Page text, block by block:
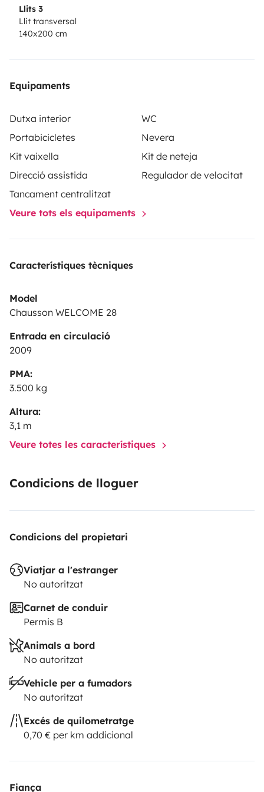
Llits 3
Llit transversal
140x200 cm
Equipaments
Dutxa interior
WC
Portabicicletes
Nevera
Kit vaixella
Kit de neteja
Direcció assistida
Regulador de velocitat
Tancament centralitzat
Veure tots els equipaments
Característiques tècniques
Model
Chausson WELCOME 28
Entrada en circulació
2009
PMA:
3.500 kg
Altura:
3,1 m
Veure totes les característiques
Condicions de lloguer
Condicions del propietari
Viatjar a l'estranger
No autoritzat
Carnet de conduir
Permis B
Animals a bord
No autoritzat
Vehicle per a fumadors
No autoritzat
Excés de quilometratge
0,70 € per km addicional
Fiança